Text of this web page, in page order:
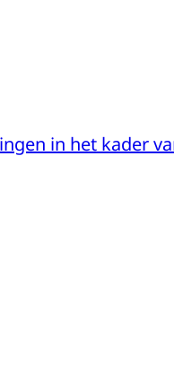
in het kader